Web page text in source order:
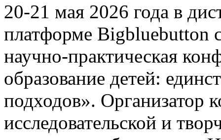
20-21 мая 2026 года в
платформе Bigbluebutton
научно-практическая
образование детей:
подходов». Организатор
исследовательской и